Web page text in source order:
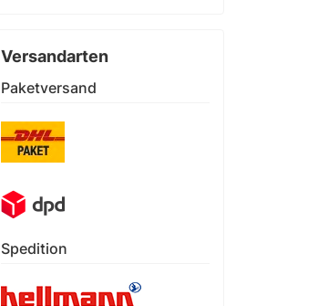
Versandarten
Paketversand
Spedition